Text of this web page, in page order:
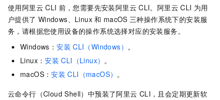
使用阿里云 CLI 前，您需要先安装阿里云 CLI。阿里云 CLI 为用
户提供了 Windows、Linux 和 macOS 三种操作系统下的安装服
务，请根据您使用设备的操作系统选择对应的安装服务。
Windows：安装 CLI（Windows） 。
Linux：安装 CLI（Linux） 。
macOS：安装 CLI（macOS） 。
云命令行（Cloud Shell） 中预装了阿里云 CLI，且会定期更新软